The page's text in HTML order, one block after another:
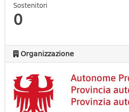
Sostenitori
0
Organizzazione